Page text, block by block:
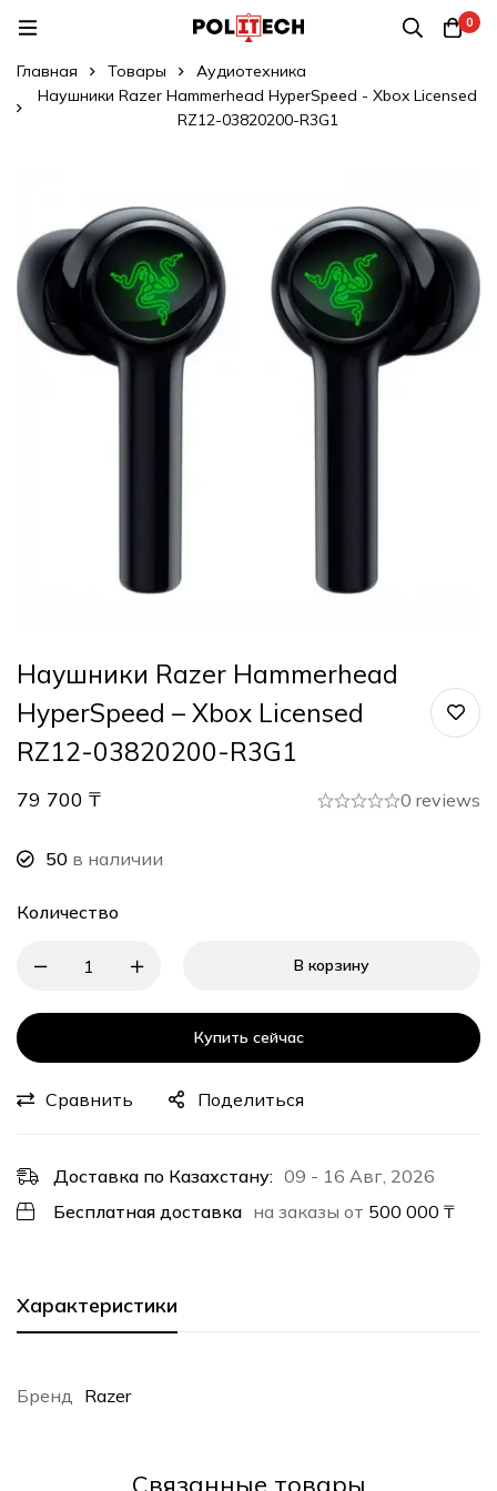
0
Главная Товары
Аудиотехника
Наушники Razer Hammerhead HyperSpeed - Xbox Licensed
RZ12-03820200-R3G1
Наушники Razer Hammerhead
HyperSpeed – Xbox Licensed
RZ12-03820200-R3G1
79 700 ₸ 0 reviews
50 в наличии
Количество
В корзину
Купить сейчас
Сравнить Поделиться
Доставка по Казахстану: 09 - 16 Авг, 2026
Бесплатная доставка на заказы от 500 000 ₸
Характеристики
Бренд Razer
Cвязанные товары